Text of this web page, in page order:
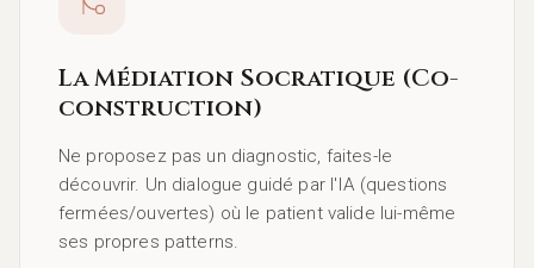
La Médiation Socratique (Co-
construction)
Ne proposez pas un diagnostic, faites-le
découvrir. Un dialogue guidé par l'IA (questions
fermées/ouvertes) où le patient valide lui-même
ses propres patterns.